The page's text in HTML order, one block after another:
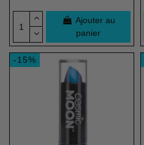
Ajouter au
panier
-15%